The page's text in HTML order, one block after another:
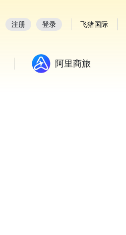
注册 登录 飞猪国际
阿里商旅